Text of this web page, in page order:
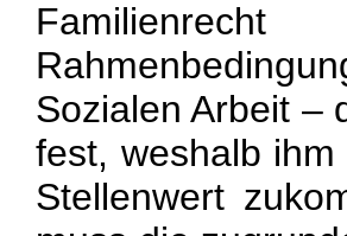
Sozialen Arbeit –
fest, weshalb
Stellenwert